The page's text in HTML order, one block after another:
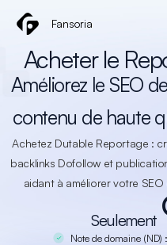
Fansoria
Acheter le
Améliorez le SEO
contenu de haute
Achetez Dutable Reportage :
backlinks Dofollow et
aidant à améliorer votre
Seulement
Note de domaine (ND)